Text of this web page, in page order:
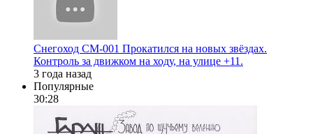
Снегоход СМ-001 Прокатился на новых звёздах.
Контроль за движком на ходу, на улице +11.
3 года назад
Популярные
30:28